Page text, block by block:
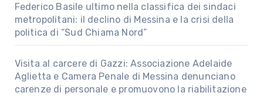
Federico Basile ultimo nella classifica dei sindaci
metropolitani: il declino di Messina e la crisi della
politica di “Sud Chiama Nord”
Visita al carcere di Gazzi: Associazione Adelaide
Aglietta e Camera Penale di Messina denunciano
carenze di personale e promuovono la riabilitazione